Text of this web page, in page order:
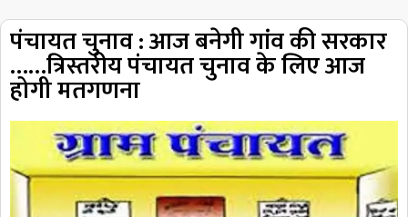
पंचायत चुनाव : आज बनेगी गांव की सरकार
……त्रिस्तरीय पंचायत चुनाव के लिए आज
होगी मतगणना